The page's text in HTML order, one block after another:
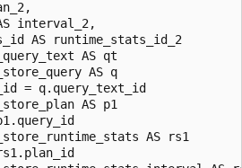
interval_2,
AS runtime_stats_id_2
AS qt
AS q
= q.query_text_id
AS p1
AS rs1